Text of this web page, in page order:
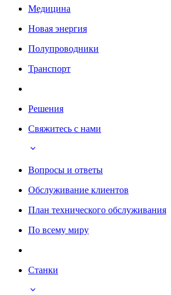
Медицина
Новая энергия
Полупроводники
Транспорт
Решения
Свяжитесь с нами
Вопросы и ответы
Обслуживание клиентов
План технического обслуживания
По всему миру
Станки